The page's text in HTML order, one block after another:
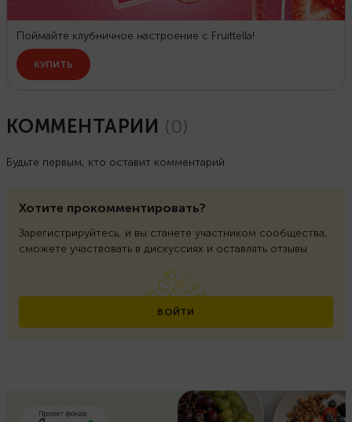
КОММЕНТАРИИ (0)
Будьте первым, кто оставит комментарий
Хотите прокомментировать?
Зарегистрируйтесь, и вы станете участником сообщества,
сможете участвовать в дискуссиях и оставлять отзывы
ВОЙТИ